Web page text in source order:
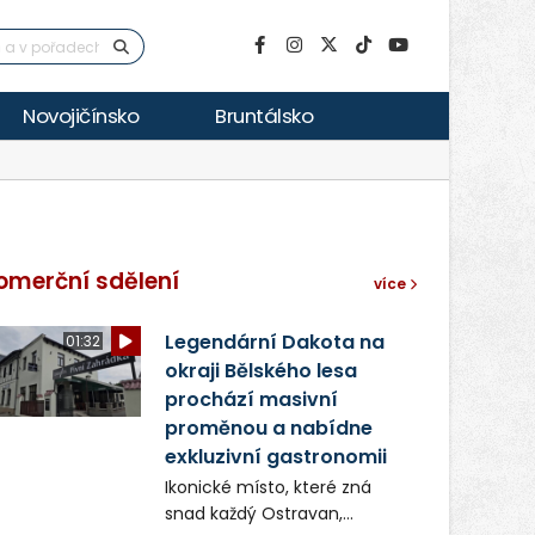
Novojičínsko Bruntálsko
sdělení více
01:32
Legendární Dakota na
okraji Bělského lesa
prochází masivní
proměnou a nabídne
exkluzivní gastronomii
Ikonické místo, které zná
snad každý Ostravan,